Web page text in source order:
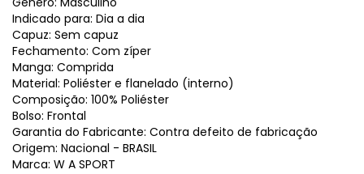
Indicado para: Dia a dia
Capuz: Sem capuz
Fechamento: Com zíper
Manga: Comprida
Material: Poliéster e flanelado (interno)
Composição: 100% Poliéster
Bolso: Frontal
Garantia do Fabricante: Contra defeito de fabricação
Origem: Nacional - BRASIL
Marca: W A SPORT